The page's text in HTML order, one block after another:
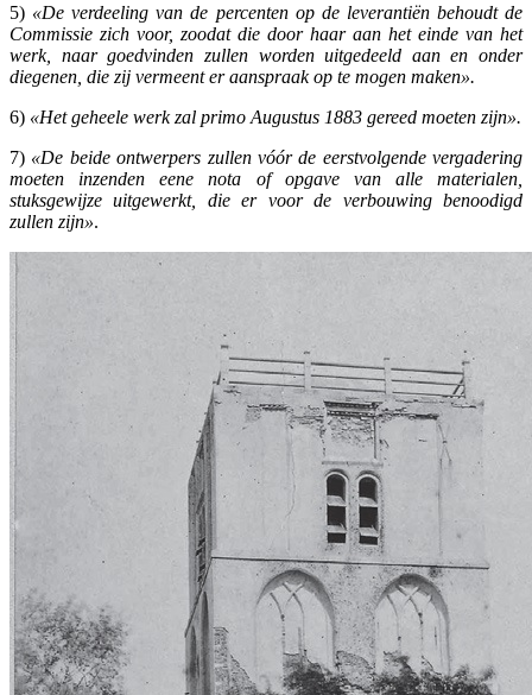
5) «De verdeeling van de percenten op de leverantiën behoudt de
Commissie zich voor, zoodat die door haar aan het einde van het
werk, naar goedvinden zullen worden uitgedeeld aan en onder
diegenen, die zij vermeent er aanspraak op te mogen maken».
6) «Het geheele werk zal primo Augustus 1883 gereed moeten zijn».
7) «De beide ontwerpers zullen vóór de eerstvolgende vergadering
moeten inzenden eene nota of opgave van alle materialen,
stuksgewijze uitgewerkt, die er voor de verbouwing benoodigd
zullen zijn».